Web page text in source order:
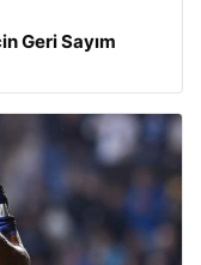
Geri Sayım